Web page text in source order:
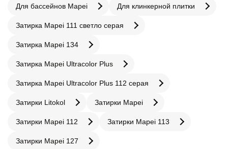
Для бассейнов Mapei Для клинкерной плитки
Затирка Mapei 111 светло серая
Затирка Mapei 134
Затирка Mapei Ultracolor Plus
Затирка Mapei Ultracolor Plus 112 серая
Затирки Litokol Затирки Mapei
Затирки Mapei 112 Затирки Mapei 113
Затирки Mapei 127